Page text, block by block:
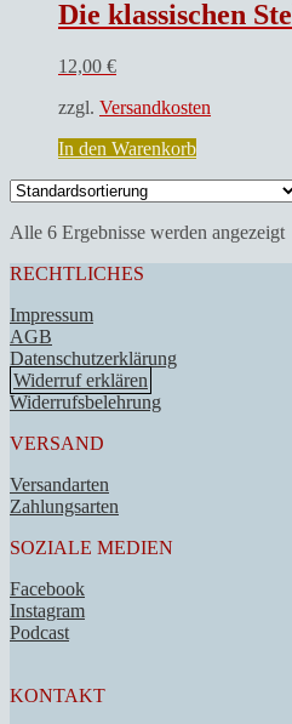
Die klassischen Stellen der Schweiz und deren Hauptorte in Originalansichten dargestellt, gezeichnet von Gust. Adolph Müller,
12,00 €
zzgl. Versandkosten
In den Warenkorb
Alle 6 Ergebnisse werden angezeigt
RECHTLICHES
Impressum
AGB
Datenschutzerklärung
Widerruf erklären
Widerrufsbelehrung
VERSAND
Versandarten
Zahlungsarten
SOZIALE MEDIEN
Facebook
Instagram
Podcast
KONTAKT